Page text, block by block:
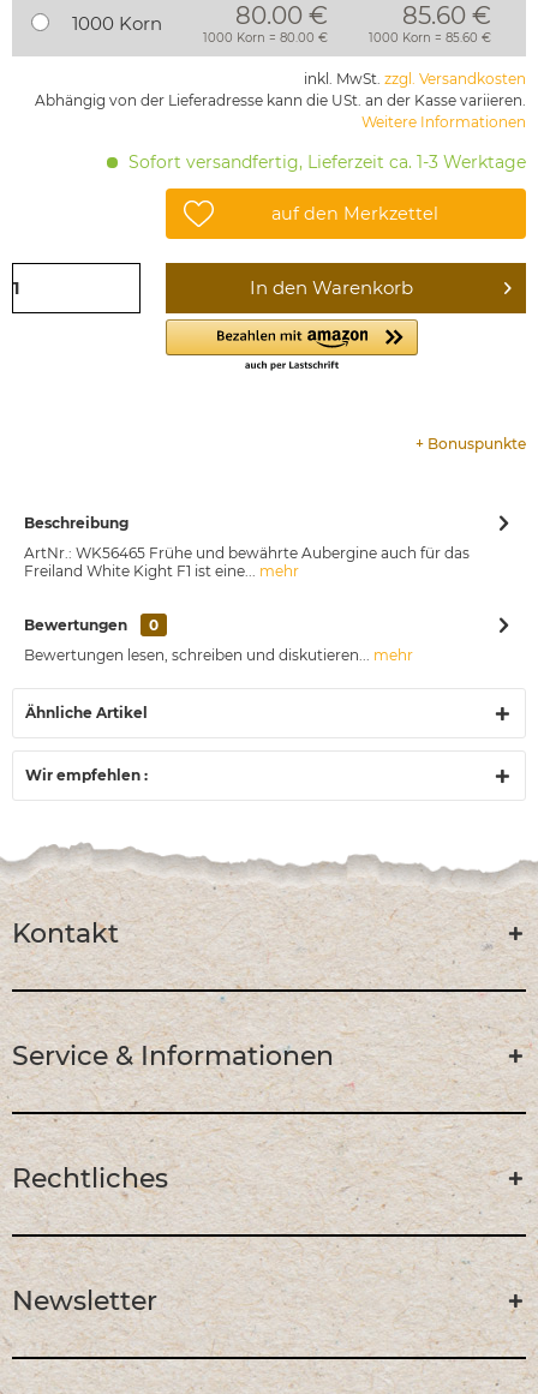
1000 Korn 80.00 €
1000 Korn = 80.00 €
85.60 €
1000 Korn = 85.60 €
inkl. MwSt. zzgl. Versandkosten
Abhängig von der Lieferadresse kann die USt. an der Kasse variieren.
Weitere Informationen
Sofort versandfertig, Lieferzeit ca. 1-3 Werktage
auf den Merkzettel
In den Warenkorb
+ Bonuspunkte
Beschreibung
ArtNr.: WK56465 Frühe und bewährte Aubergine auch für das
Freiland White Kight F1 ist eine... mehr
Bewertungen
0
Bewertungen lesen, schreiben und diskutieren... mehr
Ähnliche Artikel
Wir empfehlen :
Kontakt
Service & Informationen
Rechtliches
Newsletter